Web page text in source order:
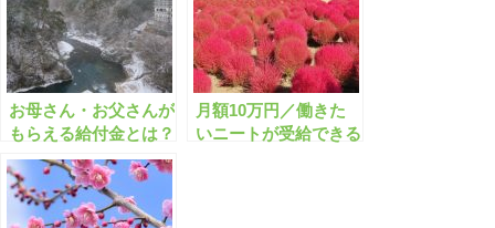
お母さん・お父さんが
もらえる給付金とは？
最大20万円【個人】
月額10万円／働きた
いニートが受給できる